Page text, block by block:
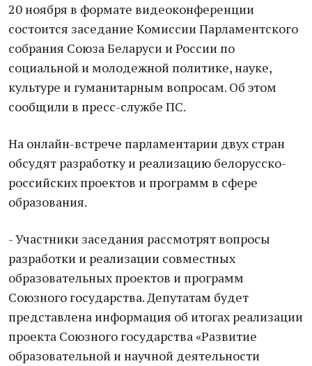
20 ноября в формате видеоконференции
состоится заседание Комиссии Парламентского
собрания Союза Беларуси и России по
социальной и молодежной политике, науке,
культуре и гуманитарным вопросам. Об этом
сообщили в пресс-службе ПС.
На онлайн-встрече парламентарии двух стран
обсудят разработку и реализацию белорусско-
российских проектов и программ в сфере
образования.
- Участники заседания рассмотрят вопросы
разработки и реализации совместных
образовательных проектов и программ
Союзного государства. Депутатам будет
представлена информация об итогах реализации
проекта Союзного государства «Развитие
образовательной и научной деятельности